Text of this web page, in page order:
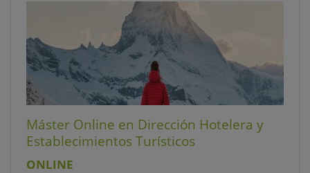
Máster Online en Dirección Hotelera y
Establecimientos Turísticos
ONLINE